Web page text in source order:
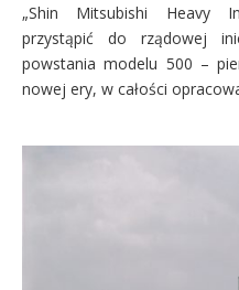
„Shin Mitsubishi Heavy
przystąpić do rządowej
powstania modelu 500 –
nowej ery, w całości